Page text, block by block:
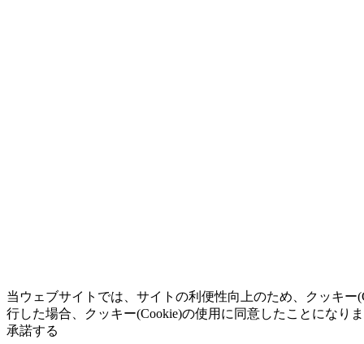
当ウェブサイトでは、サイトの利便性向上のため、クッキ
行した場合、クッキー(Cookie)の使用に同意したことになり
承諾する